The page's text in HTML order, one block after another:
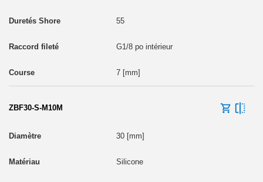
55
G1/8 po intérieur
7 [mm]
ZBF30-S-M10M
30 [mm]
Silicone